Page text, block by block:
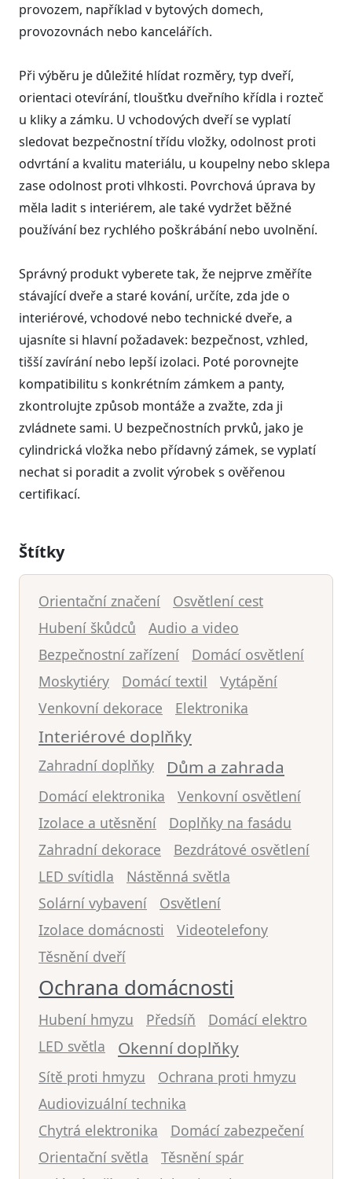
provozem, například v bytových domech,
provozovnách nebo kancelářích.
Při výběru je důležité hlídat rozměry, typ dveří,
orientaci otevírání, tloušťku dveřního křídla i rozteč
u kliky a zámku. U vchodových dveří se vyplatí
sledovat bezpečnostní třídu vložky, odolnost proti
odvrtání a kvalitu materiálu, u koupelny nebo sklepa
zase odolnost proti vlhkosti. Povrchová úprava by
měla ladit s interiérem, ale také vydržet běžné
používání bez rychlého poškrábání nebo uvolnění.
Správný produkt vyberete tak, že nejprve změříte
stávající dveře a staré kování, určíte, zda jde o
interiérové, vchodové nebo technické dveře, a
ujasníte si hlavní požadavek: bezpečnost, vzhled,
tišší zavírání nebo lepší izolaci. Poté porovnejte
kompatibilitu s konkrétním zámkem a panty,
zkontrolujte způsob montáže a zvažte, zda ji
zvládnete sami. U bezpečnostních prvků, jako je
cylindrická vložka nebo přídavný zámek, se vyplatí
nechat si poradit a zvolit výrobek s ověřenou
certifikací.
Štítky
Orientační značení
Osvětlení cest
Hubení škůdců
Audio a video
Bezpečnostní zařízení
Domácí osvětlení
Moskytiéry
Domácí textil
Vytápění
Venkovní dekorace
Elektronika
Interiérové doplňky
Zahradní doplňky Dům a zahrada
Domácí elektronika
Venkovní osvětlení
Izolace a utěsnění
Doplňky na fasádu
Zahradní dekorace
Bezdrátové osvětlení
LED svítidla
Nástěnná světla
Solární vybavení
Osvětlení
Izolace domácnosti
Videotelefony
Těsnění dveří
Ochrana domácnosti
Hubení hmyzu Předsíň
Domácí elektro
LED světla
Okenní doplňky
Sítě proti hmyzu
Ochrana proti hmyzu
Audiovizuální technika
Chytrá elektronika
Domácí zabezpečení
Orientační světla
Těsnění spár